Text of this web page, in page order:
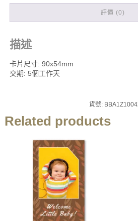
評價 (0)
描述
卡片尺寸: 90x54mm
交期: 5個工作天
貨號:
Related products